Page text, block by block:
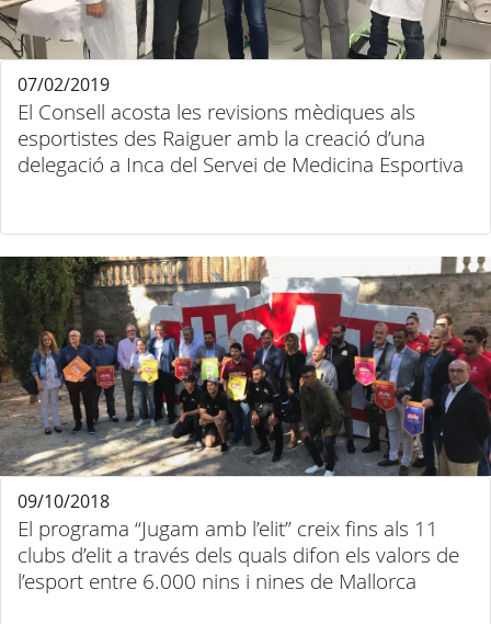
El Consell acosta les revisions mèdiques als
esportistes des Raiguer amb la creació d’una
delegació a Inca del Servei de Medicina Esportiva
07/02/2019
El programa “Jugam amb l’elit” creix fins als 11
clubs d’elit a través dels quals difon els valors de
l’esport entre 6.000 nins i nines de Mallorca
09/10/2018